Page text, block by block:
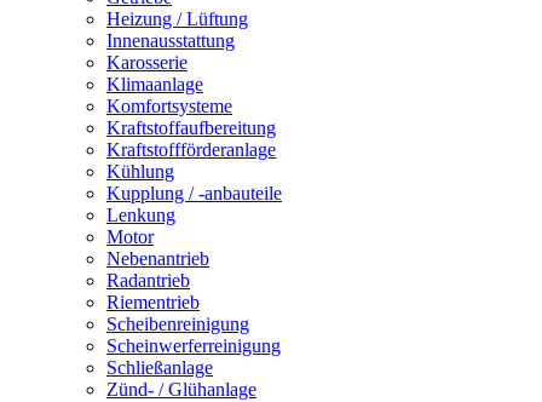
Heizung / Lüftung
Innenausstattung
Karosserie
Klimaanlage
Komfortsysteme
Kraftstoffaufbereitung
Kraftstoffförderanlage
Kühlung
Kupplung / -anbauteile
Lenkung
Motor
Nebenantrieb
Radantrieb
Riementrieb
Scheibenreinigung
Scheinwerferreinigung
Schließanlage
Zünd- / Glühanlage